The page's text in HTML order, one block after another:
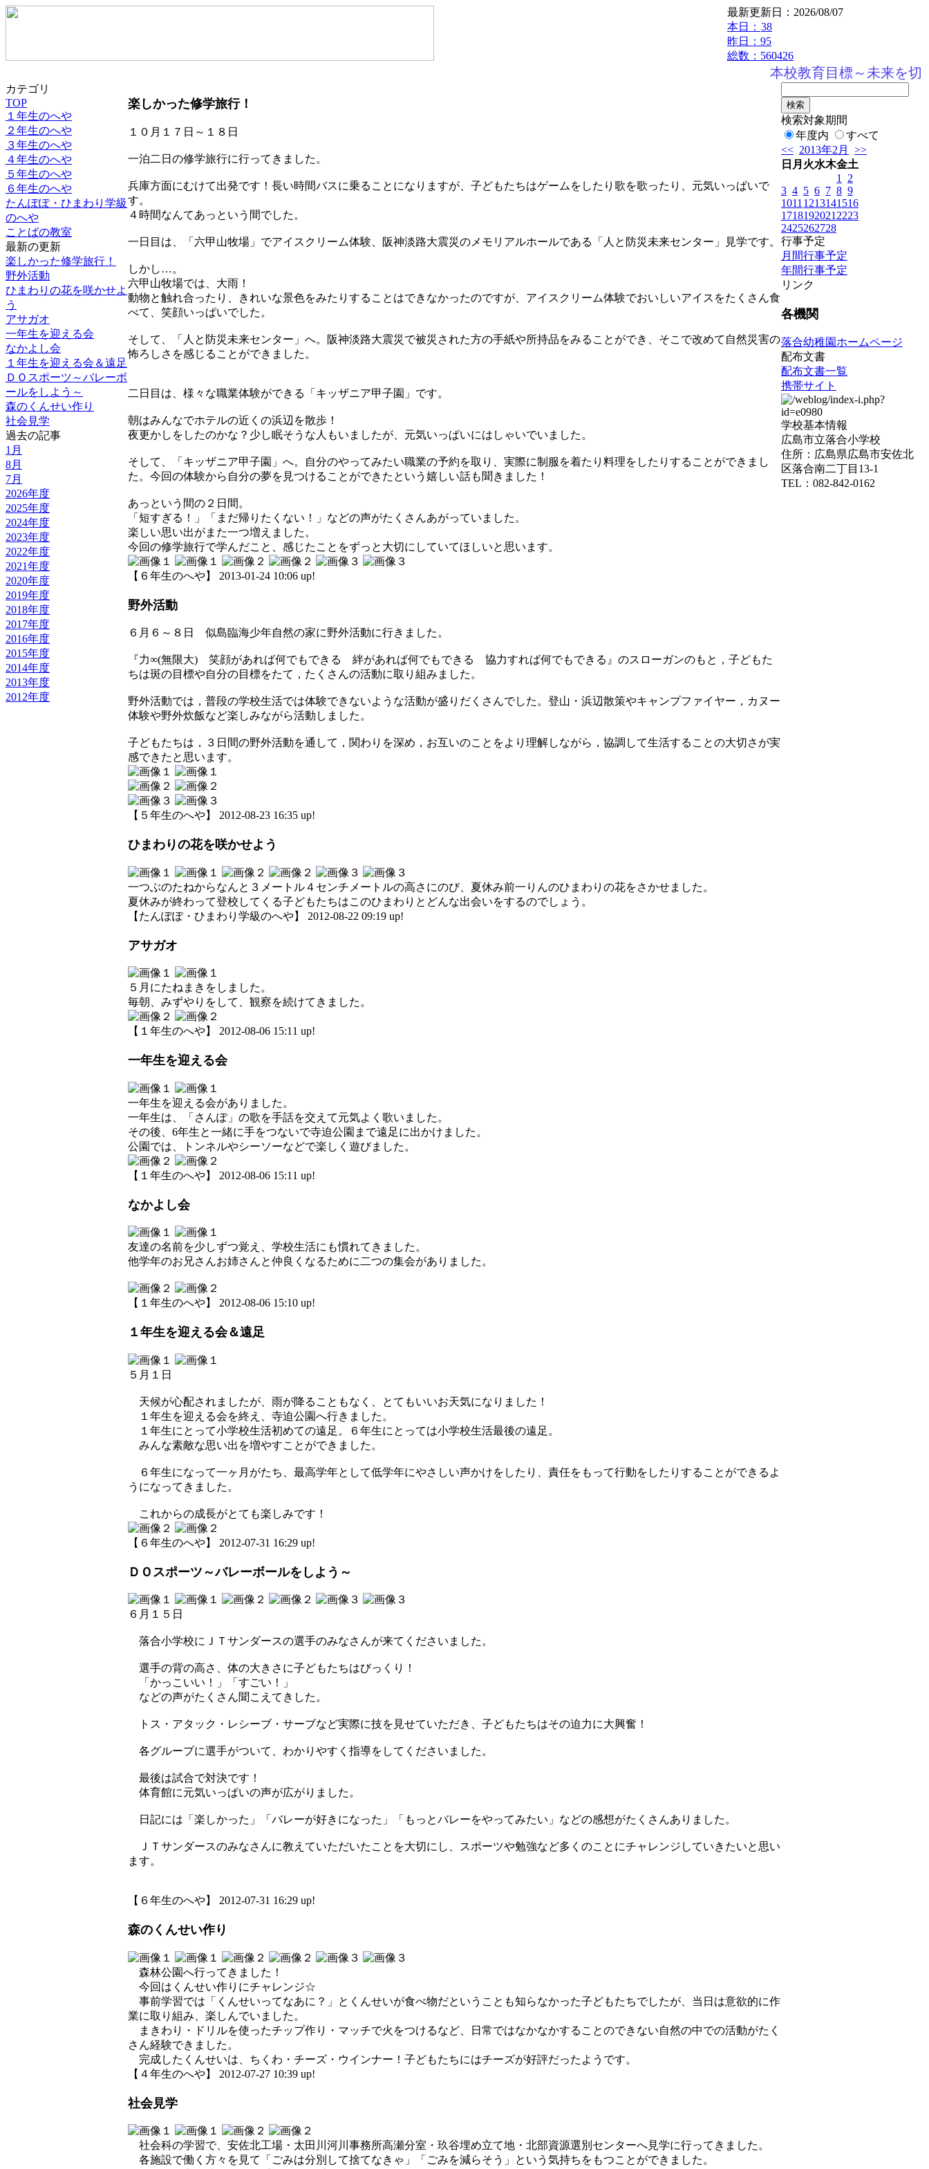
最新更新日：2026/08/07
本日： 38
昨日：95
総数：560426
本校教育目標～未来を切り
カテゴリ
TOP
１年生のへや
２年生のへや
３年生のへや
４年生のへや
５年生のへや
６年生のへや
たんぽぽ・ひまわり学級
のへや
ことばの教室
最新の更新
楽しかった修学旅行！
野外活動
ひまわりの花を咲かせよ
う
アサガオ
一年生を迎える会
なかよし会
１年生を迎える会＆遠足
ＤＯスポーツ～バレーボ
ールをしよう～
森のくんせい作り
社会見学
過去の記事
1月
8月
7月
2026年度
2025年度
2024年度
2023年度
2022年度
2021年度
2020年度
2019年度
2018年度
2017年度
2016年度
2015年度
2014年度
2013年度
2012年度
楽しかった修学旅行！
１０月１７日～１８日
一泊二日の修学旅行に行ってきました。
兵庫方面にむけて出発です！長い時間バスに乗ることになりますが、子どもたちはゲームをしたり歌を歌ったり、元気いっぱいで
す。
４時間なんてあっという間でした。
一日目は、「六甲山牧場」でアイスクリーム体験、阪神淡路大震災のメモリアルホールである「人と防災未来センター」見学です。
しかし…。
六甲山牧場では、大雨！
動物と触れ合ったり、きれいな景色をみたりすることはできなかったのですが、アイスクリーム体験でおいしいアイスをたくさん食
べて、笑顔いっぱいでした。
そして、「人と防災未来センター」へ。阪神淡路大震災で被災された方の手紙や所持品をみることができ、そこで改めて自然災害の
怖ろしさを感じることができました。
二日目は、様々な職業体験ができる「キッザニア甲子園」です。
朝はみんなでホテルの近くの浜辺を散歩！
夜更かしをしたのかな？少し眠そうな人もいましたが、元気いっぱいにはしゃいでいました。
そして、「キッザニア甲子園」へ。自分のやってみたい職業の予約を取り、実際に制服を着たり料理をしたりすることができまし
た。今回の体験から自分の夢を見つけることができたという嬉しい話も聞きました！
あっという間の２日間。
「短すぎる！」「まだ帰りたくない！」などの声がたくさんあがっていました。
楽しい思い出がまた一つ増えました。
今回の修学旅行で学んだこと、感じたことをずっと大切にしていてほしいと思います。
【６年生のへや】 2013-01-24 10:06 up!
野外活動
６月６～８日 似島臨海少年自然の家に野外活動に行きました。
『力∞(無限大) 笑顔があれば何でもできる 絆があれば何でもできる 協力すれば何でもできる』のスローガンのもと，子どもた
ちは斑の目標や自分の目標をたて，たくさんの活動に取り組みました。
野外活動では，普段の学校生活では体験できないような活動が盛りだくさんでした。登山・浜辺散策やキャンプファイヤー，カヌー
体験や野外炊飯など楽しみながら活動しました。
子どもたちは，３日間の野外活動を通して，関わりを深め，お互いのことをより理解しながら，協調して生活することの大切さが実
感できたと思います。
【５年生のへや】 2012-08-23 16:35 up!
ひまわりの花を咲かせよう
一つぶのたねからなんと３メートル４センチメートルの高さにのび、夏休み前一りんのひまわりの花をさかせました。
夏休みが終わって登校してくる子どもたちはこのひまわりとどんな出会いをするのでしょう。
【たんぽぽ・ひまわり学級のへや】 2012-08-22 09:19 up!
アサガオ
５月にたねまきをしました。
毎朝、みずやりをして、観察を続けてきました。
【１年生のへや】 2012-08-06 15:11 up!
一年生を迎える会
一年生を迎える会がありました。
一年生は、「さんぽ」の歌を手話を交えて元気よく歌いました。
その後、6年生と一緒に手をつないで寺迫公園まで遠足に出かけました。
公園では、トンネルやシーソーなどで楽しく遊びました。
【１年生のへや】 2012-08-06 15:11 up!
なかよし会
友達の名前を少しずつ覚え、学校生活にも慣れてきました。
他学年のお兄さんお姉さんと仲良くなるために二つの集会がありました。
【１年生のへや】 2012-08-06 15:10 up!
１年生を迎える会＆遠足
５月１日
天候が心配されましたが、雨が降ることもなく、とてもいいお天気になりました！
１年生を迎える会を終え、寺迫公園へ行きました。
１年生にとって小学校生活初めての遠足。６年生にとっては小学校生活最後の遠足。
みんな素敵な思い出を増やすことができました。
６年生になって一ヶ月がたち、最高学年として低学年にやさしい声かけをしたり、責任をもって行動をしたりすることができるよ
うになってきました。
これからの成長がとても楽しみです！
【６年生のへや】 2012-07-31 16:29 up!
ＤＯスポーツ～バレーボールをしよう～
６月１５日
落合小学校にＪＴサンダースの選手のみなさんが来てくださいました。
選手の背の高さ、体の大きさに子どもたちはびっくり！
「かっこいい！」「すごい！」
などの声がたくさん聞こえてきした。
トス・アタック・レシーブ・サーブなど実際に技を見せていただき、子どもたちはその迫力に大興奮！
各グループに選手がついて、わかりやすく指導をしてくださいました。
最後は試合で対決です！
体育館に元気いっぱいの声が広がりました。
日記には「楽しかった」「バレーが好きになった」「もっとバレーをやってみたい」などの感想がたくさんありました。
ＪＴサンダースのみなさんに教えていただいたことを大切にし、スポーツや勉強など多くのことにチャレンジしていきたいと思い
ます。
【６年生のへや】 2012-07-31 16:29 up!
森のくんせい作り
森林公園へ行ってきました！
今回はくんせい作りにチャレンジ☆
事前学習では「くんせいってなあに？」とくんせいが食べ物だということも知らなかった子どもたちでしたが、当日は意欲的に作
業に取り組み、楽しんでいました。
まきわり・ドリルを使ったチップ作り・マッチで火をつけるなど、日常ではなかなかすることのできない自然の中での活動がたく
さん経験できました。
完成したくんせいは、ちくわ・チーズ・ウインナー！子どもたちにはチーズが好評だったようです。
【４年生のへや】 2012-07-27 10:39 up!
社会見学
社会科の学習で、安佐北工場・太田川河川事務所高瀬分室・玖谷埋め立て地・北部資源選別センターへ見学に行ってきました。
各施設で働く方々を見て「ごみは分別して捨てなきゃ」「ごみを減らそう」という気持ちをもつことができました。
検索対象期間
年度内
すべて
<< 2013年2月
>>
日 月 火水木金土
1
2
3 4 5 6 7 8 9
1011 1213141516
1718192021 2223
2425262728
行事予定
月間行事予定
年間行事予定
リンク
各機関
落合幼稚園ホームページ
配布文書
配布文書一覧
携帯サイト
学校基本情報
広島市立落合小学校
住所：広島県広島市安佐北
区落合南二丁目13-1
TEL：082-842-0162